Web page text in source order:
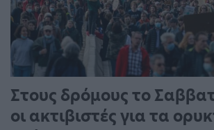
Στους δρόμους το
οι ακτιβιστές για τα